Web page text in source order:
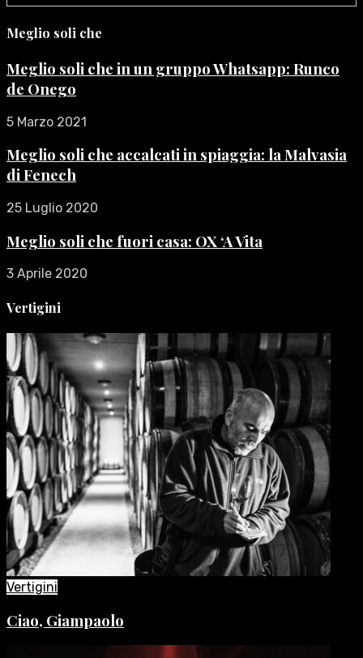
Meglio soli che
Meglio soli che in un gruppo Whatsapp: Runco
de Onego
5 Marzo 2021
Meglio soli che accalcati in spiaggia: la Malvasia
di Fenech
25 Luglio 2020
Meglio soli che fuori casa: OX ‘A Vita
3 Aprile 2020
Vertigini
Vertigini
Ciao, Giampaolo